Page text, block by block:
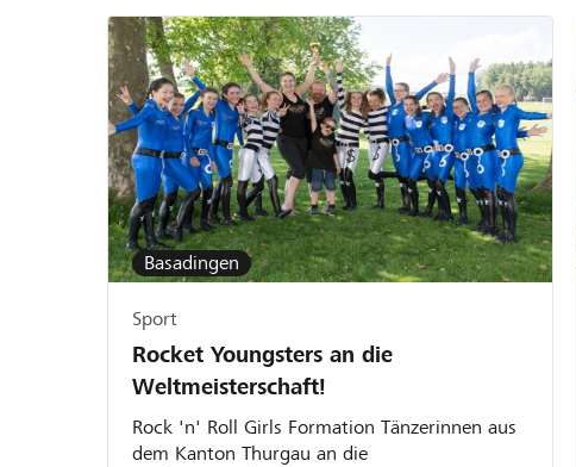
Basadingen
Sport
Rocket Youngsters an die
Weltmeisterschaft!
Rock 'n' Roll Girls Formation Tänzerinnen aus
dem Kanton Thurgau an die